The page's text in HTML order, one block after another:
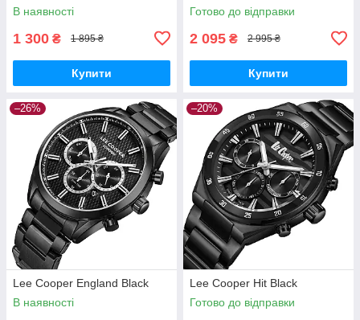
В наявності
1 300 ₴ 1 895 ₴
Купити
Готово до відправки
2 095 ₴ 2 995 ₴
Купити
–26%
Lee Cooper England Black
В наявності
–20%
Lee Cooper Hit Black
Готово до відправки